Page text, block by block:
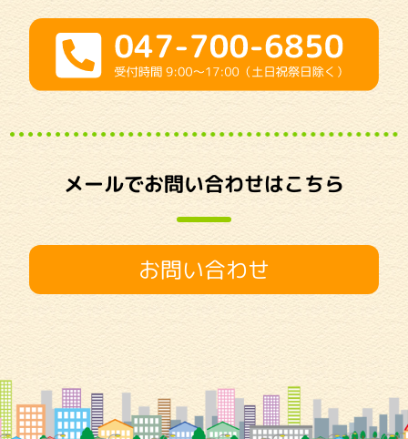
メールでお問い合わせはこちら
お問い合わせ